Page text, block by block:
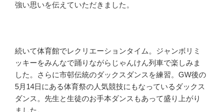
強い思いを伝えていただきました。
続いて体育館でレクリエーションタイム。ジャンボリミ
ッキーをみんなで踊りながらじゃんけん列車で楽しみま
した。さらに市邨伝統のダックスダンスを練習。GW後の
5月14日にある体育祭の人気競技にもなっているダックス
ダンス。先生と生徒のお手本ダンスもあって盛り上がり